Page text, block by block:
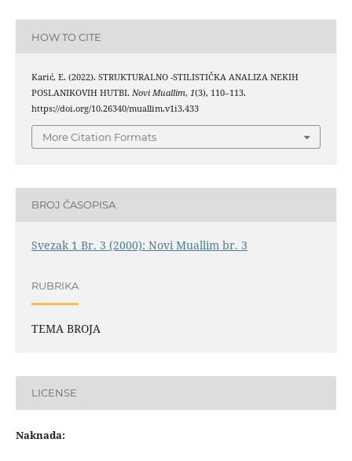
HOW TO CITE
Karić, E. (2022). STRUKTURALNO -STILISTIČKA ANALIZA NEKIH
POSLANIKOVIH HUTBI. Novi Muallim, 1(3), 110–113.
https://doi.org/10.26340/muallim.v1i3.433
More Citation Formats
BROJ ČASOPISA
Svezak 1 Br. 3 (2000): Novi Muallim br. 3
RUBRIKA
TEMA BROJA
LICENSE
Naknada: